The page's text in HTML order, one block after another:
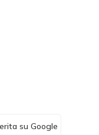
su Google